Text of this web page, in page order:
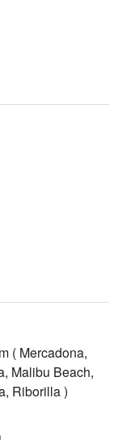
( Mercadona,
Malibu Beach,
Riborilla )